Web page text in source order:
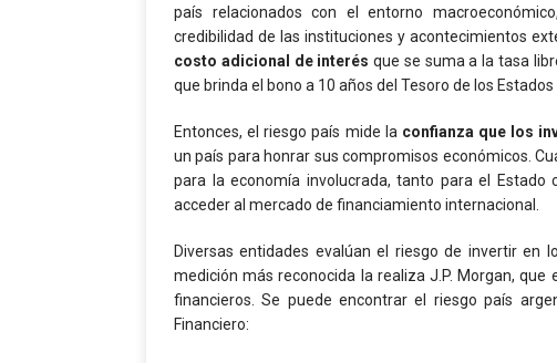
país relacionados con el entorno
credibilidad de las instituciones y acontecimientos
costo adicional de interés que se suma a la tasa
que brinda el bono a 10 años del Tesoro de los Estados
Entonces, el riesgo país mide la confianza que los
un país para honrar sus compromisos económicos.
para la economía involucrada, tanto para el
acceder al mercado de financiamiento internacional.
Diversas entidades evalúan el riesgo de invertir en
medición más reconocida la realiza J.P. Morgan,
financieros. Se puede encontrar el riesgo país
Financiero: